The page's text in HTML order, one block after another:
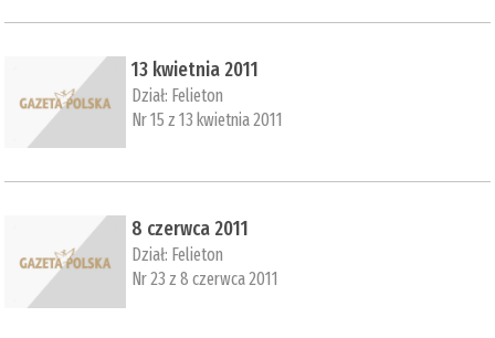
13 kwietnia 2011
Dział: Felieton
Nr 15 z 13 kwietnia 2011
8 czerwca 2011
Dział: Felieton
Nr 23 z 8 czerwca 2011